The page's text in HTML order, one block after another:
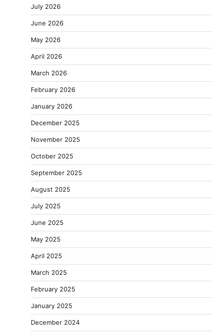
July 2026
June 2026
May 2026
April 2026
March 2026
February 2026
January 2026
December 2025
November 2025
October 2025
September 2025
August 2025
July 2025
June 2025
May 2025
April 2025
March 2025
February 2025
January 2025
December 2024